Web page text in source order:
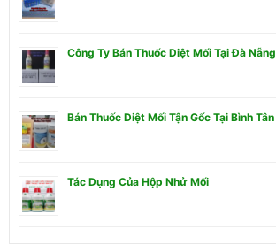
Công Ty Bán Thuốc Diệt Mối Tại Đà Nẵng
Bán Thuốc Diệt Mối Tận Gốc Tại Bình Tân
Tác Dụng Của Hộp Nhử Mối